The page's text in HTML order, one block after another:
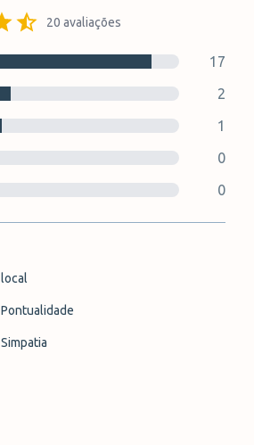
20 avaliações
17
2
1
0
0
local
Pontualidade
Simpatia